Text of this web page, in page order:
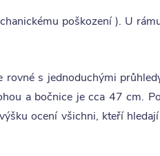
poškození ). U
s jednoduchými
a bočnice je cca 47 cm.
ocení všichni, kteří